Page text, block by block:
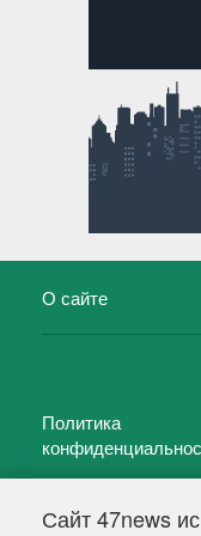
Сайт 47news
О сайте
Политика